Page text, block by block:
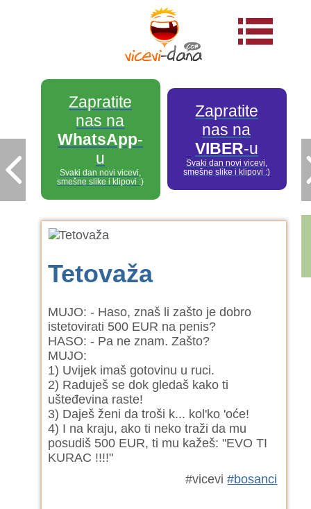
Zapratite
nas na
WhatsApp-
u
Svaki dan novi vicevi,
smešne slike i klipovi :)
Zapratite
nas na
VIBER-u
Svaki dan novi vicevi,
smešne slike i klipovi :)
Tetovaža
MUJO: - Haso, znaš li zašto je dobro
istetovirati 500 EUR na penis?
HASO: - Pa ne znam. Zašto?
MUJO:
1) Uvijek imaš gotovinu u ruci.
2) Raduješ se dok gledaš kako ti
ušteđevina raste!
3) Daješ ženi da troši k... kol'ko 'oće!
4) I na kraju, ako ti neko traži da mu
posudiš 500 EUR, ti mu kažeš: "EVO TI
KURAC !!!!"
#vicevi#bosanci